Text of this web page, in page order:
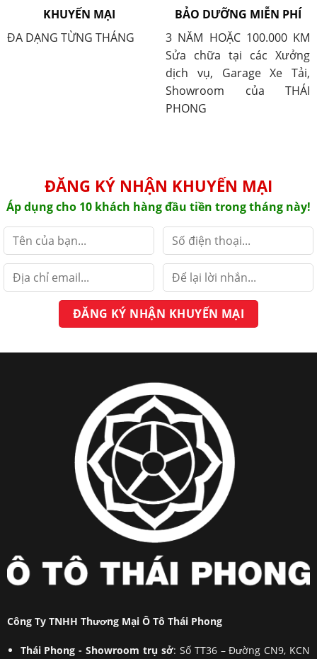
KHUYẾN MẠI
ĐA DẠNG TỪNG THÁNG
BẢO DƯỠNG MIỄN PHÍ
3 NĂM HOẶC 100.000 KM
Sửa chữa tại các Xưởng
dịch vụ, Garage Xe Tải,
Showroom của THÁI
PHONG
ĐĂNG KÝ NHẬN KHUYẾN MẠI
Áp dụng cho 10 khách hàng đầu tiền trong tháng này!
Công Ty TNHH Thương Mại Ô Tô Thái Phong
Thái Phong - Showroom trụ sở: Số TT36 – Đường CN9, KCN